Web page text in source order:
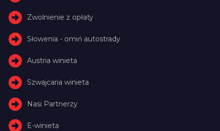
Zwolnienie z opłaty
Słowenia - omiń autostrady
Austria winieta
Szwajcaria winieta
Nasi Partnerzy
E-winieta